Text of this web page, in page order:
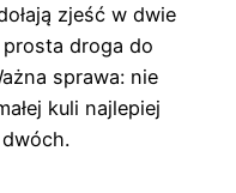
zjeść w dwie
droga do
sprawa: nie
kuli najlepiej